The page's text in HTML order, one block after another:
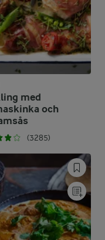
med
och
(3285)